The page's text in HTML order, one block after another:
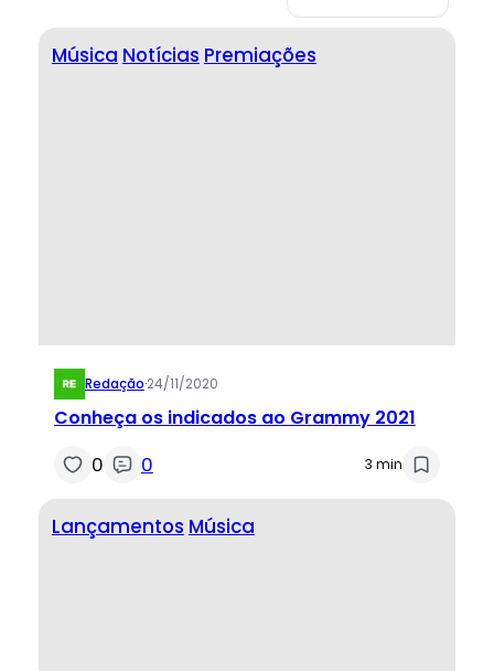
Música Notícias Premiações
Redação·24/11/2020
Conheça os indicados ao Grammy 2021
0 0 3 min
Lançamentos Música